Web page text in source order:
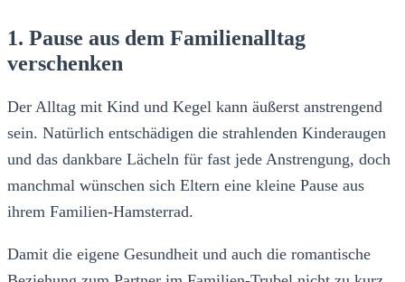
1. Pause aus dem Familienalltag
verschenken
Der Alltag mit Kind und Kegel kann äußerst anstrengend
sein. Natürlich entschädigen die strahlenden Kinderaugen
und das dankbare Lächeln für fast jede Anstrengung, doch
manchmal wünschen sich Eltern eine kleine Pause aus
ihrem Familien-Hamsterrad.
Damit die eigene Gesundheit und auch die romantische